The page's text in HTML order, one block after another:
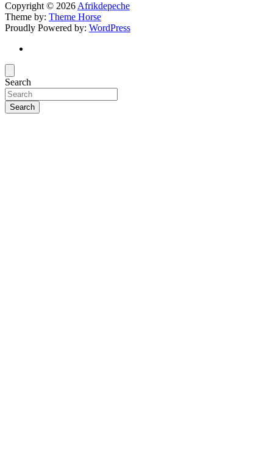
Copyright © 2026Afrikdepeche
Theme by: Theme Horse
Proudly Powered by: WordPress
Search
Search